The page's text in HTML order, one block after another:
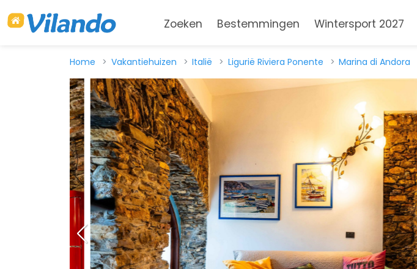
Zoeken Bestemmingen Wintersport 2027
Home Vakantiehuizen Italië Ligurië Riviera Ponente Marina di Andora